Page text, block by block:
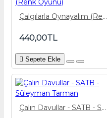
Çalgılarla Oynayalım (Renk Oyunu)
440,00TL
Sepete Ekle
Çalın Davullar - SATB - Süleyman Tarman